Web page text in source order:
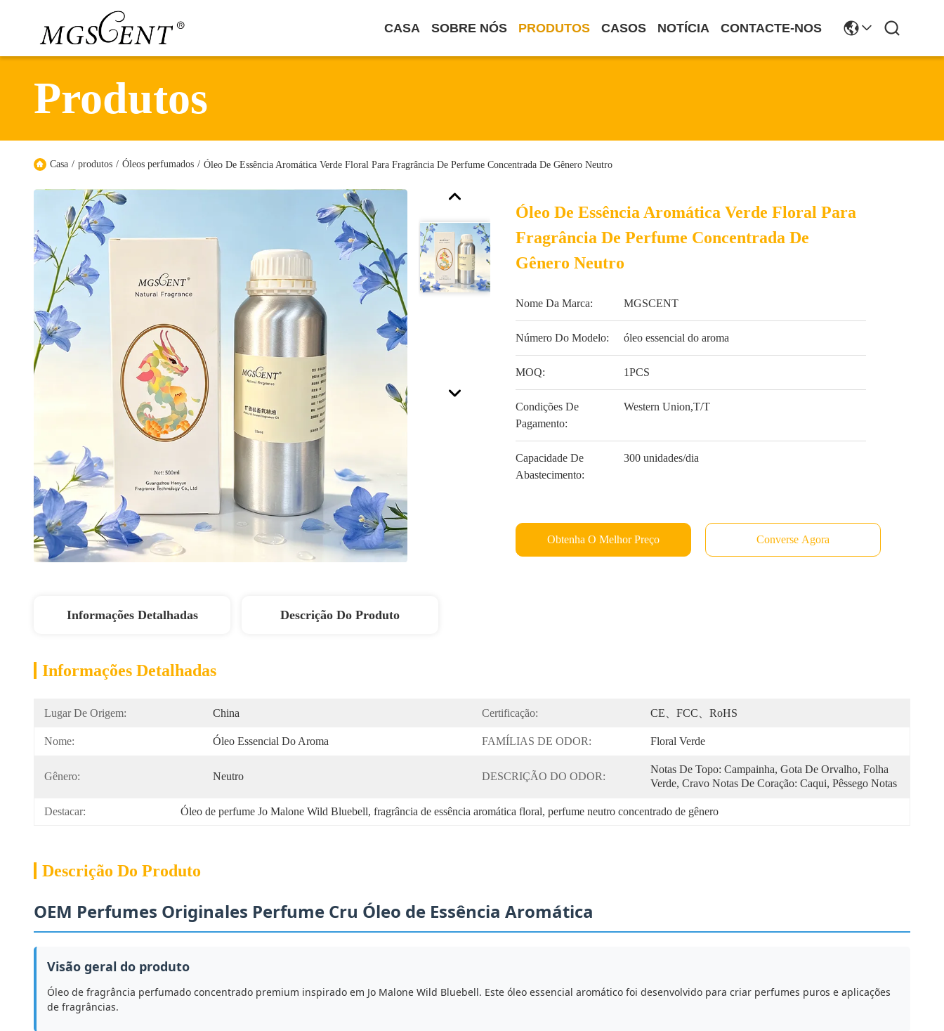
CASA SOBRE NÓS PRODUTOS CASOS NOTÍCIA CONTACTE-NOS
Produtos
Casa / produtos / Óleos perfumados / Óleo De Essência Aromática Verde Floral Para Fragrância De Perfume Concentrada De Gênero Neutro
Óleo De Essência Aromática Verde Floral Para
Fragrância De Perfume Concentrada De
Gênero Neutro
Nome Da Marca: MGSCENT
Número Do Modelo: óleo essencial do aroma
MOQ: 1PCS
Condições De
Pagamento:
Western Union,T/T
Capacidade De
Abastecimento:
300 unidades/dia
Obtenha O Melhor Preço Converse Agora
Informações Detalhadas Descrição Do Produto
Informações Detalhadas
Lugar De Origem: China Certificação: CE、FCC、RoHS
Nome: Óleo Essencial Do Aroma FAMÍLIAS DE ODOR: Floral Verde
Gênero: Neutro DESCRIÇÃO DO ODOR:
Notas De Topo: Campainha, Gota De Orvalho, Folha
Verde, Cravo Notas De Coração: Caqui, Pêssego Notas
Destacar: Óleo de perfume Jo Malone Wild Bluebell, fragrância de essência aromática floral, perfume neutro concentrado de gênero
Descrição Do Produto
OEM Perfumes Originales Perfume Cru Óleo de Essência Aromática
Visão geral do produto
Óleo de fragrância perfumado concentrado premium inspirado em Jo Malone Wild Bluebell. Este óleo essencial aromático foi desenvolvido para criar perfumes puros e aplicações
de fragrâncias.